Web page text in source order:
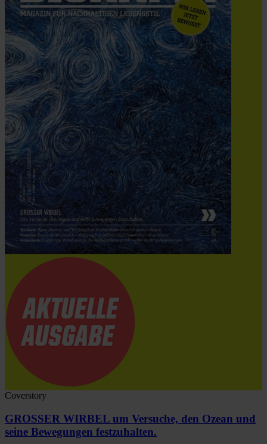
Coverstory
GROSSER WIRBEL um Versuche, den Ozean und
seine Bewegungen festzuhalten.